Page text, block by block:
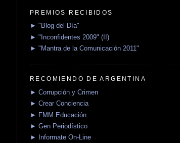
PREMIOS RECIBIDOS
► "Blog del Día"
► "Inconfidentes 2009" (II)
► "Mantra de la Comunicación 2011"
RECOMIENDO DE ARGENTINA
► Corrupción y Crimen
► Crear Conciencia
► FMM Educación
► Gen Periodístico
► Informate On-Line